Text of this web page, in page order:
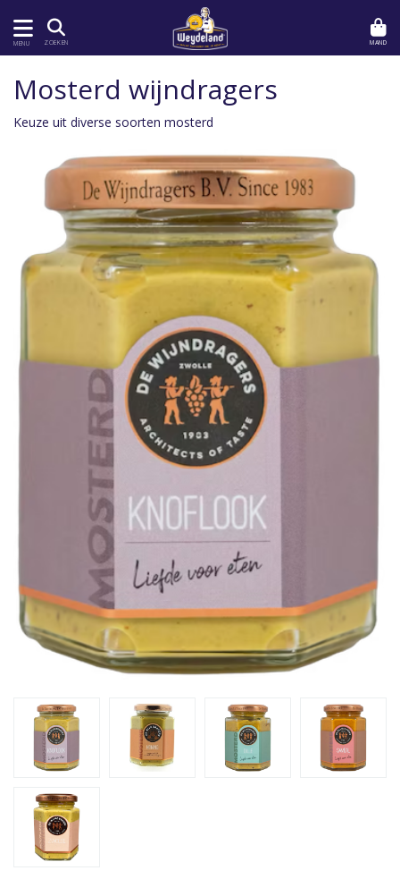
MENU ZOEKEN MAND
Mosterd wijndragers
Keuze uit diverse soorten mosterd